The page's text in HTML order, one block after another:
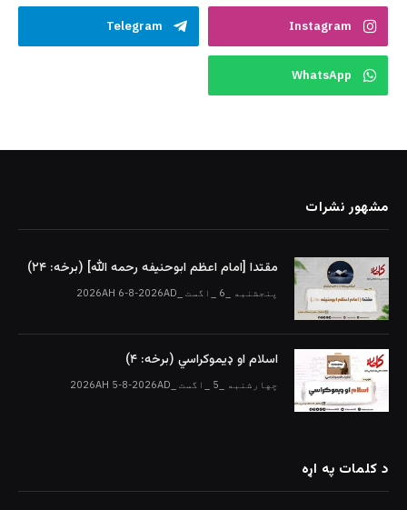
Instagram
Telegram
WhatsApp
مشهور نشرات
مقتدا [امام اعظم ابوحنیفه رحمه الله‎] (برخه: ۲۴)
پنجشنبه _6 _اگست _2026AH 6-8-2026AD
اسلام او ډیموکراسي (برخه: ۴)
چهارشنبه _5 _اگست _2026AH 5-8-2026AD
د کلمات په اړه